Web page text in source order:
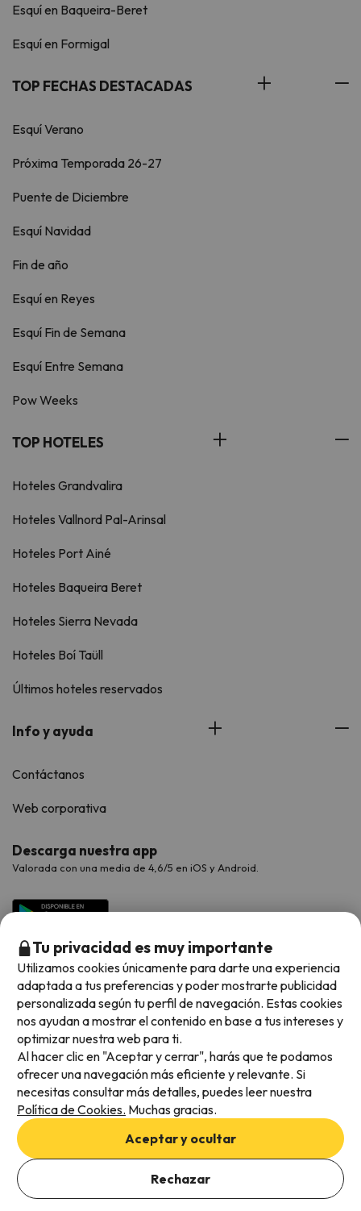
Añade las fechas para comprobar la disponibilidad
Añadir fechas
Esquí en Baqueira-Beret
Esquí en Formigal
TOP FECHAS DESTACADAS
Esquí Verano
Próxima Temporada 26-27
Puente de Diciembre
Esquí Navidad
Fin de año
Esquí en Reyes
Esquí Fin de Semana
Esquí Entre Semana
Pow Weeks
TOP HOTELES
Hoteles Grandvalira
Hoteles Vallnord Pal-Arinsal
Hoteles Port Ainé
Hoteles Baqueira Beret
Hoteles Sierra Nevada
Hoteles Boí Taüll
Últimos hoteles reservados
Info y ayuda
Contáctanos
Web corporativa
Descarga nuestra app
Valorada con una media de 4,6/5 en iOS y Android.
Métodos de pago disponibles
Condiciones generales
Privacidad de datos
Política de cookies
Tu privacidad es muy importante
Utilizamos cookies únicamente para darte una experiencia
adaptada a tus preferencias y poder mostrarte publicidad
personalizada según tu perfil de navegación. Estas cookies
nos ayudan a mostrar el contenido en base a tus intereses y
optimizar nuestra web para ti.
Al hacer clic en "Aceptar y cerrar", harás que te podamos
ofrecer una navegación más eficiente y relevante. Si
necesitas consultar más detalles, puedes leer nuestra
Política de Cookies. Muchas gracias.
Aceptar y ocultar
Rechazar